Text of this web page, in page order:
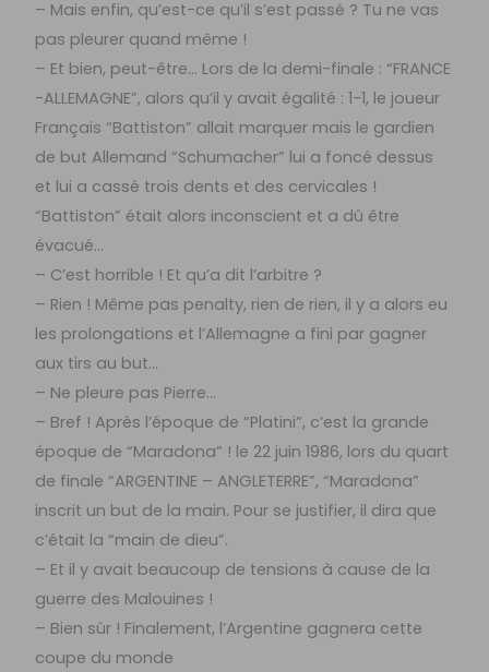
– Mais enfin, qu’est-ce qu’il s’est passé ? Tu ne vas
pas pleurer quand même !
– Et bien, peut-être… Lors de la demi-finale : “FRANCE
-ALLEMAGNE”, alors qu’il y avait égalité : 1-1, le joueur
Français “Battiston” allait marquer mais le gardien
de but Allemand “Schumacher” lui a foncé dessus
et lui a cassé trois dents et des cervicales !
“Battiston” était alors inconscient et a dû être
évacué…
– C’est horrible ! Et qu’a dit l’arbitre ?
– Rien ! Même pas penalty, rien de rien, il y a alors eu
les prolongations et l’Allemagne a fini par gagner
aux tirs au but…
– Ne pleure pas Pierre…
– Bref ! Après l’époque de “Platini”, c’est la grande
époque de “Maradona” ! le 22 juin 1986, lors du quart
de finale “ARGENTINE – ANGLETERRE”, “Maradona”
inscrit un but de la main. Pour se justifier, il dira que
c’était la “main de dieu”.
– Et il y avait beaucoup de tensions à cause de la
guerre des Malouines !
– Bien sûr ! Finalement, l’Argentine gagnera cette
coupe du monde